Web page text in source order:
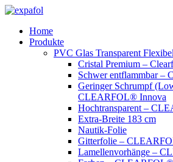
Zum
springenHome
Produkte
PVC Glas Transparent Flexibel
Cristal Premium –
Schwer entflammbar –
Geringer Schrumpf
CLEARFOL® Innova
Hochtransparent –
Extra-Breite 183 cm
Nautik-Folie
Gitterfolie –
Lamellenvorhänge –